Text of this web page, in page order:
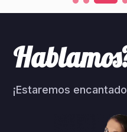
¡Estaremos